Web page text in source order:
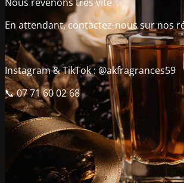
En attendant, contactez-nous sur nos
Instagram & TikTok : @akfragrances59
📞 07 71 60 02 68